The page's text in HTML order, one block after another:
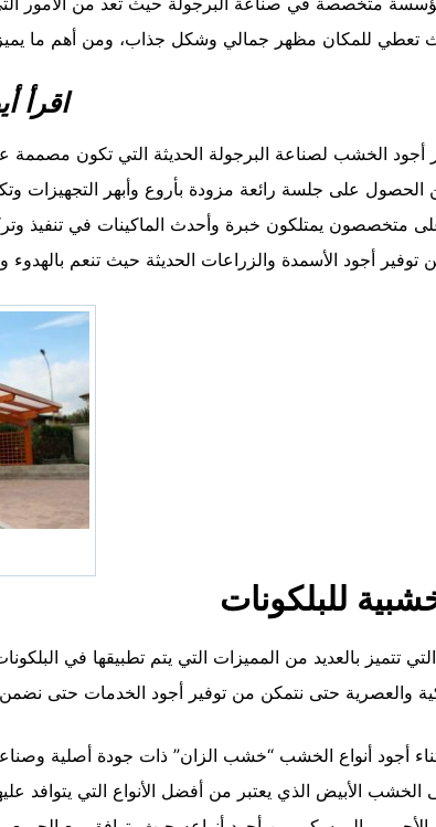
تعطي للمكان مظهر جمالي وشكل جذاب، ومن أهم ما
اقرأ
أجود الخشب لصناعة البرجولة الحديثة التي تكون
الحصول على جلسة رائعة مزودة بأروع وأبهر التجهيزات
متخصصون يمتلكون خبرة وأحدث الماكينات في تنفيذ
توفير أجود الأسمدة والزراعات الحديثة حيث تنعم
للبلكونات
تتميز بالعديد من المميزات التي يتم تطبيقها في
والعصرية حتى نتمكن من توفير أجود الخدمات حتى
أجود أنواع الخشب “خشب الزان” ذات جودة أصلية
الخشب الأبيض الذي يعتبر من أفضل الأنواع التي يتوافد